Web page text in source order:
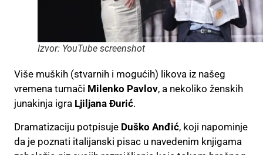
Izvor: YouTube screenshot
Više muških (stvarnih i mogućih) likova iz našeg
vremena tumači Milenko Pavlov, a nekoliko ženskih
junakinja igra Ljiljana Đurić.
Dramatizaciju potpisuje Duško Anđić, koji napominje
da je poznati italijanski pisac u navedenim knjigama